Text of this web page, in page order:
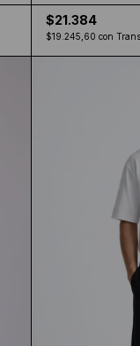
$21.384
$19.245,60 con